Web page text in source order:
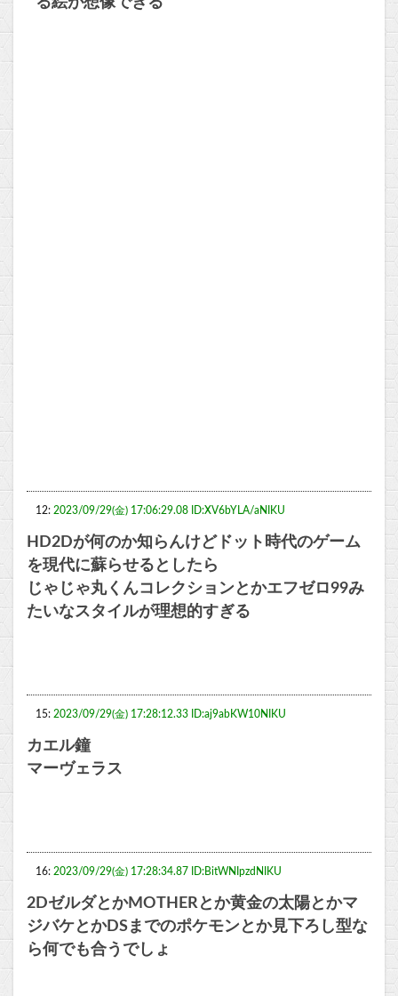
12: 2023/09/29(金) 17:06:29.08 ID:XV6bYLA/aNIKU
HD2Dが何のか知らんけどドット時代のゲーム
を現代に蘇らせるとしたら
じゃじゃ丸くんコレクションとかエフゼロ99み
たいなスタイルが理想的すぎる
15: 2023/09/29(金) 17:28:12.33 ID:aj9abKW10NIKU
カエル鐘
マーヴェラス
16: 2023/09/29(金) 17:28:34.87 ID:BitWNIpzdNIKU
2DゼルダとかMOTHERとか黄金の太陽とかマ
ジバケとかDSまでのポケモンとか見下ろし型な
ら何でも合うでしょ